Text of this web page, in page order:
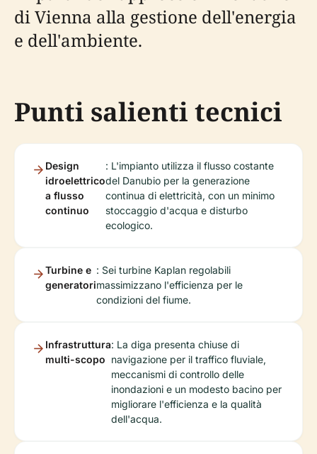
di Vienna alla gestione dell'energia
e dell'ambiente.
Punti salienti tecnici
Design
idroelettrico
a flusso
continuo
: L'impianto utilizza il flusso costante
del Danubio per la generazione
continua di elettricità, con un minimo
stoccaggio d'acqua e disturbo
ecologico.
Turbine e
generatori
: Sei turbine Kaplan regolabili
massimizzano l'efficienza per le
condizioni del fiume.
Infrastruttura
multi-scopo
: La diga presenta chiuse di
navigazione per il traffico fluviale,
meccanismi di controllo delle
inondazioni e un modesto bacino per
migliorare l'efficienza e la qualità
dell'acqua.